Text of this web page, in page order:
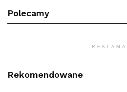
Polecamy
REKLAMA
Rekomendowane